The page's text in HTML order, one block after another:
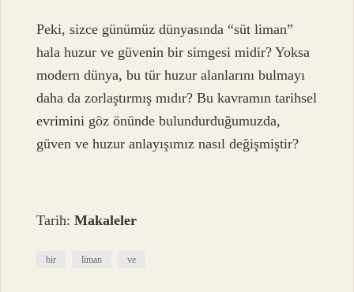
Peki, sizce günümüz dünyasında “süt liman”
hala huzur ve güvenin bir simgesi midir? Yoksa
modern dünya, bu tür huzur alanlarını bulmayı
daha da zorlaştırmış mıdır? Bu kavramın tarihsel
evrimini göz önünde bulundurduğumuzda,
güven ve huzur anlayışımız nasıl değişmiştir?
Tarih:Makaleler
bir liman ve